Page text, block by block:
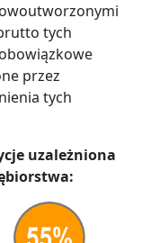
tych
przez
tych
uzależniona